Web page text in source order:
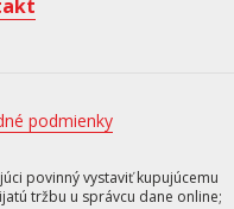
podmienky
povinný vystaviť kupujúcemu
tržbu u správcu dane online;